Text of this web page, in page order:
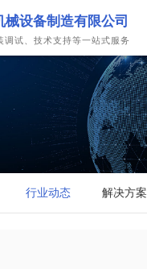
械设备制造有限公司
调试、技术支持等一站式服务
行业动态 解决方案